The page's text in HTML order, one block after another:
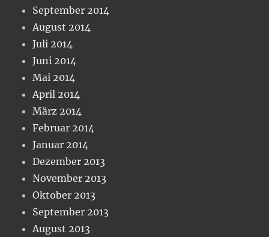
September 2014
August 2014
Juli 2014
Juni 2014
Mai 2014
April 2014
März 2014
Februar 2014
Januar 2014
Dezember 2013
November 2013
Oktober 2013
September 2013
August 2013